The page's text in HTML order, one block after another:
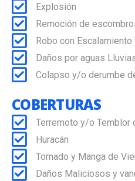
Explosión
Remoción de
Robo con
Daños por aguas
Colapso y/o derumbe
COBERTURAS
Terremoto y/o Temblor
Huracán
Tornado y Manga de
Daños Maliciosos y